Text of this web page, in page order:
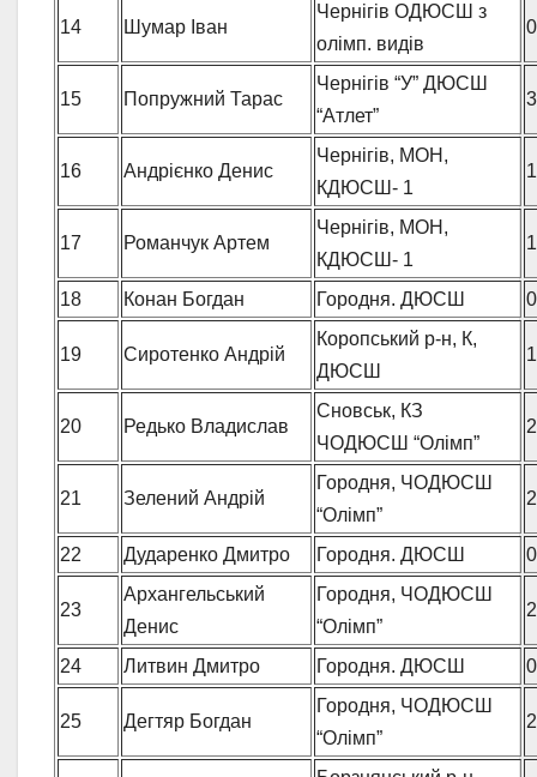
14 Шумар Іван
Чернігів ОДЮСШ з
олімп. видів
15 Попружний Тарас
Чернігів “У” ДЮСШ
“Атлет”
16 Андрієнко Денис
Чернігів, МОН,
КДЮСШ- 1
17 Романчук Артем
Чернігів, МОН,
КДЮСШ- 1
18 Конан Богдан Городня. ДЮСШ
19 Сиротенко Андрій
Коропський р-н, К,
ДЮСШ
20 Редько Владислав
Сновськ, КЗ
ЧОДЮСШ “Олімп”
21 Зелений Андрій
Городня, ЧОДЮСШ
“Олімп”
22 Дударенко Дмитро Городня. ДЮСШ
23
Архангельський
Денис
Городня, ЧОДЮСШ
“Олімп”
24 Литвин Дмитро Городня. ДЮСШ
25 Дегтяр Богдан
Городня, ЧОДЮСШ
“Олімп”